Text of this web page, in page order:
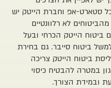
סטארט-אפ וחברת הייטק יש
לא רלוונטיים
ביטוח הייטק הכרחי ובעל
ביטוח סייבר. גם בחירת
ביטוח הייטק צריכה
במטרה להבטיח כיסוי
ובמידת הצורך.